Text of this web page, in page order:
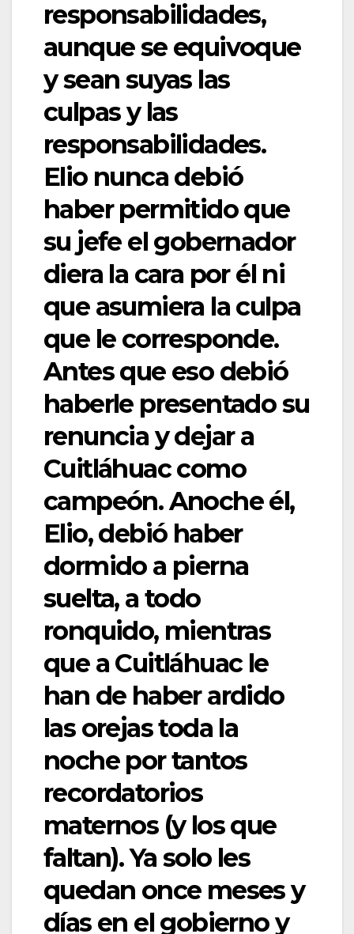
responsabilidades,
aunque se equivoque
y sean suyas las
culpas y las
responsabilidades.
Elio nunca debió
haber permitido que
su jefe el gobernador
diera la cara por él ni
que asumiera la culpa
que le corresponde.
Antes que eso debió
haberle presentado su
renuncia y dejar a
Cuitláhuac como
campeón. Anoche él,
Elio, debió haber
dormido a pierna
suelta, a todo
ronquido, mientras
que a Cuitláhuac le
han de haber ardido
las orejas toda la
noche por tantos
recordatorios
maternos (y los que
faltan). Ya solo les
quedan once meses y
días en el gobierno y